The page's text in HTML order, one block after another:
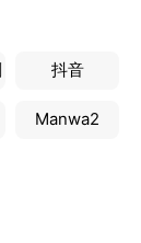
抖音
Manwa2